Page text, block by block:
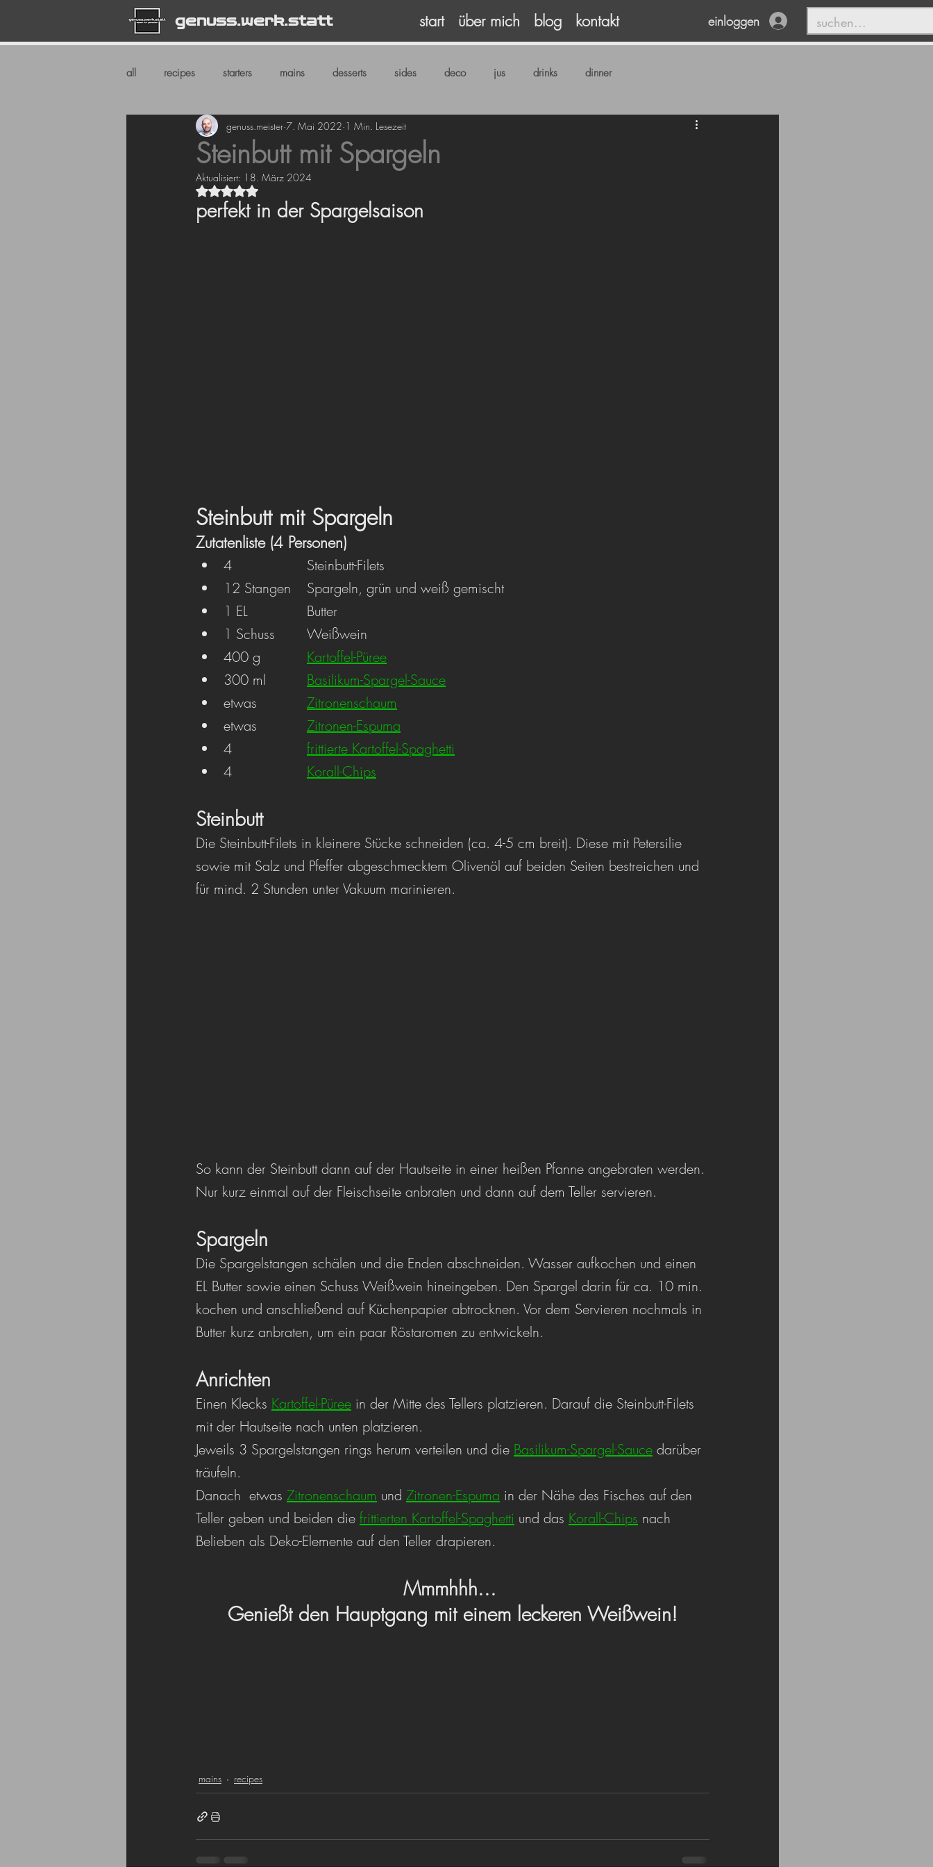
genuss.werk.statt start über mich blog kontakt einloggen
all recipes starters mains desserts sides deco jus drinks dinner
Steinbutt mit Spargeln
genuss.meister 7. Mai 2022 1 Min. Lesezeit
Aktualisiert: 18. März 2024
Mit NaN von 5 Sternen bewertet.
perfekt in der Spargelsaison
Steinbutt mit Spargeln
Zutatenliste (4 Personen)
4			Steinbutt-Filets
12 Stangen	Spargeln, grün und weiß gemischt
1 EL			Butter
1 Schuss		Weißwein
Kartoffel-Püree
Basilikum-Spargel-Sauce
Zitronenschaum
Zitronen-Espuma
frittierte Kartoffel-Spaghetti
Korall-Chips
Steinbutt
Die Steinbutt-Filets in kleinere Stücke schneiden (ca. 4-5 cm breit). Diese mit Petersilie
sowie mit Salz und Pfeffer abgeschmecktem Olivenöl auf beiden Seiten bestreichen und
für mind. 2 Stunden unter Vakuum marinieren.
So kann der Steinbutt dann auf der Hautseite in einer heißen Pfanne angebraten werden.
Nur kurz einmal auf der Fleischseite anbraten und dann auf dem Teller servieren.
Spargeln
Die Spargelstangen schälen und die Enden abschneiden. Wasser aufkochen und einen
EL Butter sowie einen Schuss Weißwein hineingeben. Den Spargel darin für ca. 10 min.
kochen und anschließend auf Küchenpapier abtrocknen. Vor dem Servieren nochmals in
Butter kurz anbraten, um ein paar Röstaromen zu entwickeln.
Anrichten
Einen Klecks Kartoffel-Püree in der Mitte des Tellers platzieren. Darauf die Steinbutt-Filets
mit der Hautseite nach unten platzieren.
Jeweils 3 Spargelstangen rings herum verteilen und die Basilikum-Spargel-Sauce darüber
träufeln.
Danach  etwas Zitronenschaum und Zitronen-Espuma in der Nähe des Fisches auf den
Teller geben und beiden die frittierten Kartoffel-Spaghetti und das Korall-Chips nach
Belieben als Deko-Elemente auf den Teller drapieren.
Mmmhhh...
Genießt den Hauptgang mit einem leckeren Weißwein!
mains recipes